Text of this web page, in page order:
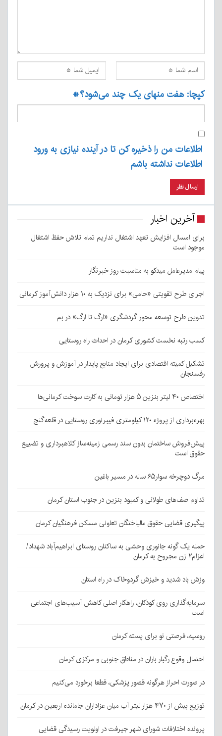
کپچا: هفت منهای یک چند می‌شود؟*
اطلاعات من را ذخیره کن تا در آینده نیازی به ورود
اطلاعات نداشته باشم
آخرین اخبار
برای امسال افزایش تعهد اشتغال نداریم تمام تلاش حفظ اشتغال
موجود است
پیام مدیرعامل میدکو به مناسبت روز خبرنگار
اجرای طرح تقویتی «حامی» برای نزدیک به ۱۰ هزار دانش‌آموز کرمانی
تدوین طرح توسعه محور گردشگری «ارگ تا ارگ» در بم
کسب رتبه نخست کشوری کرمان در احداث راه روستایی
تشکیل کمیته اقتصادی برای ایجاد منابع پایدار در آموزش و پرورش
رفسنجان
اختصاص ۴۰ لیتر بنزین ۵ هزار تومانی به کارت سوخت کرمانی‌ها
بهره‌برداری از پروژه ۱۲۰ کیلومتری فیبرنوری روستایی در قلعه‌گنج
پیش‌فروش ساختمان بدون سند رسمی زمینه‌ساز کلاهبرداری و تضییع
حقوق است
مرگ دوچرخه سوار۶۵ ساله در مسیر باغین
تداوم صف‌های طولانی و کمبود بنزین در جنوب استان کرمان
پیگیری قضایی حقوق مالباختگان تعاونی مسکن فرهنگیان کرمان
حمله یک گونه جانوری وحشی به ساکنان روستای ابراهیم‌آباد شهداد/
اعزام۲ زن مجروح به کرمان
وزش باد شدید و خیزش گردوخاک در راه استان
سرمایه‌گذاری روی کودکان، راهکار اصلی کاهش آسیب‌های اجتماعی
است
روسیه، فرصتی نو برای پسته کرمان
احتمال وقوع رگبار باران در مناطق جنوبی و مرکزی کرمان
در صورت احراز هرگونه قصور پزشکی، قطعا برخورد می‌کنیم
توزیع بیش از ۴۷۰ هزار لیتر آب میان عزاداران جامانده اربعین در کرمان
پرونده اختلافات شورای شهر جیرفت در اولویت رسیدگی قضایی